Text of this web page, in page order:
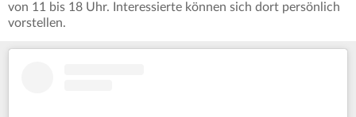
von 11 bis 18 Uhr. Interessierte können sich dort persönlich
vorstellen.